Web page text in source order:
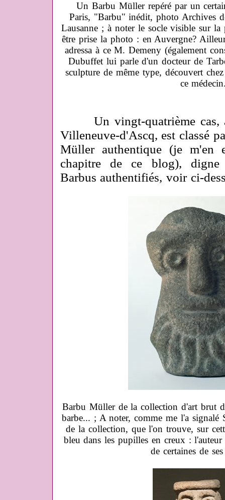
Un Barbu Müller repéré par un
Paris, "Barbu" inédit, photo Archives
Lausanne ; à noter le socle visible sur
être prise la photo : en Auvergne?
adressa à ce M. Demeny (également
Dubuffet lui parle d'un docteur de
sculpture de même type, découvert
ce
Un vingt-quatrième cas,
Villeneuve-d'Ascq, est classé
Müller authentique (je m'en
chapitre de ce blog),
Barbus authentifiés, voir ci-
Barbu Müller de la collection d'art brut
barbe... ; A noter, comme me l'a signalé
de la collection, que l'on trouve, sur
bleu dans les pupilles en creux :
de certaines de ses